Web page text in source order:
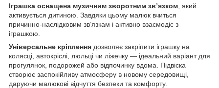
Іграшка оснащена музичним зворотним зв’язком , який
активується дитиною. Завдяки цьому малюк вчиться
причинно-наслідковим зв’язкам і активно взаємодіє з
іграшкою.
Універсальне кріплення дозволяє закріпити іграшку на
колясці, автокріслі, люльці чи ліжечку — ідеальний варіант для
прогулянок, подорожей або відпочинку вдома. Підвіска
створює заспокійливу атмосферу в новому середовищі,
даруючи малюкові відчуття безпеки та комфорту.